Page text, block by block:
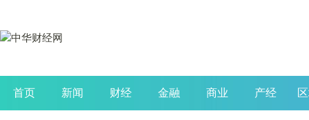
首页 新闻 财经 金融 商业 产经